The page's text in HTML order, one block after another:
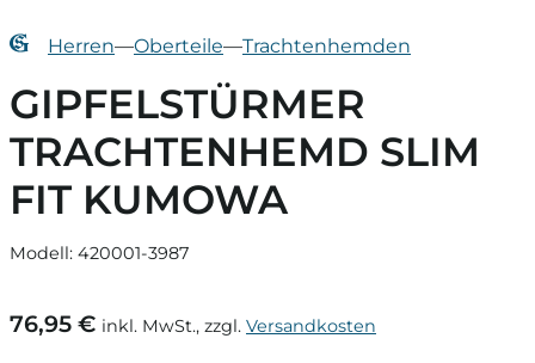
Herren—Oberteile—Trachtenhemden
GIPFELSTÜRMER
TRACHTENHEMD SLIM
FIT KUMOWA
Modell: 420001-3987
76,95 € inkl. MwSt., zzgl. Versandkosten